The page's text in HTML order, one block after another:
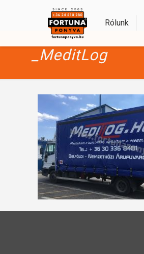
Rólunk
_MeditLog